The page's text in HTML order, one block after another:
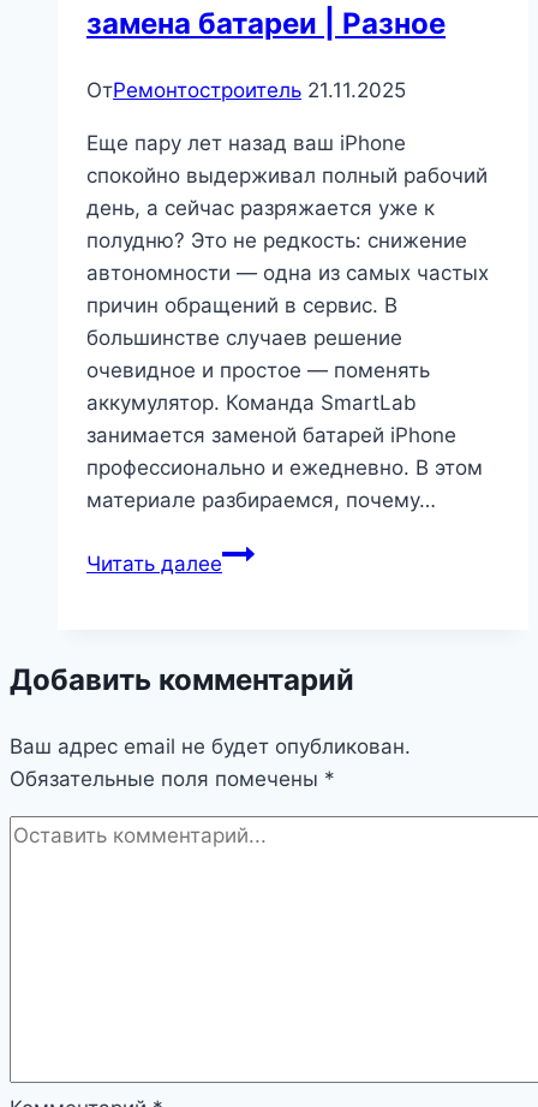
замена батареи | Разное
ОтРемонтостроитель 21.11.2025
Еще пару лет назад ваш iPhone
спокойно выдерживал полный рабочий
день, а сейчас разряжается уже к
полудню? Это не редкость: снижение
автономности — одна из самых частых
причин обращений в сервис. В
большинстве случаев решение
очевидное и простое — поменять
аккумулятор. Команда SmartLab
занимается заменой батарей iPhone
профессионально и ежедневно. В этом
материале разбираемся, почему…
Читать далееПочему
и
действительно
нужна
замена
батареи
Добавить комментарий
Ваш адрес email не будет опубликован.
Обязательные поля помечены *